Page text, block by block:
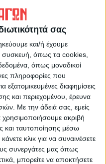
σας
και/ή έχουμε
όπως τα cookies,
όπως μοναδικοί
πληροφορίες που
διαφημίσεις
και περιεχομένου, έρευνα
Με την άδειά σας, εμείς
χρησιμοποιήσουμε ακριβή
και ταυτοποίησης μέσω
κλικ για να συναινέσετε
συνεργάτες μας όπως
μπορείτε να αποκτήσετε
του Ε.Κ.Λ